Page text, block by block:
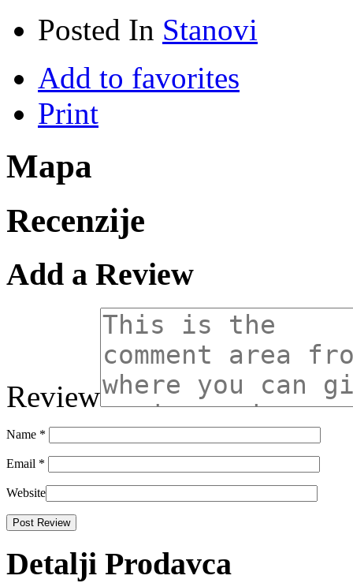
Posted In Stanovi
Add to favorites
Print
Mapa
Recenzije
Add a Review
Review
Name *
Email *
Website
Detalji Prodavca